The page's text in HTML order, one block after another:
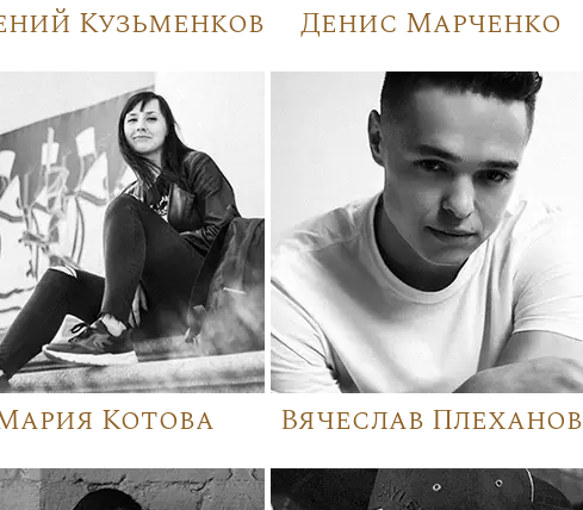
Кузьменков Денис Марченко
Котова Вячеслав Плеханов